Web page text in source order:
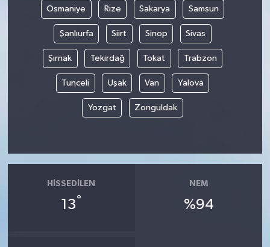
Osmaniye Rize Sakarya Samsun
Şanlıurfa Siirt Sinop Sivas
Şırnak Tekirdağ Tokat Trabzon
Tunceli Uşak Van Yalova
Yozgat Zonguldak
HISSEDILEN
13°
NEM
%94